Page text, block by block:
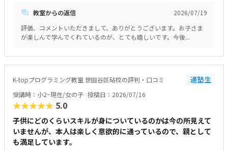
験も可能で、資格取得までのロードマップも明示してくれるので、適切な
しみにしてて、レッスンもウキウキで出てくるので、通わせて良かったと
思います。
教室からの返信
2026/07/19
評価、コメントいただきまして、ありがとうございます。お子さま
が楽しんで学んでくれているのが、とても嬉しいです。今後...
K-topプログラミング教室 世田谷区砧校の評判・口コミ 通塾生
受講時：小2~現在/女の子 投稿日：2026/07/16
★★★★★ 5.0
子供にどのくらいスキルが身についているのかは今の所見えて
いませんが、本人は楽しく意欲的に通っているので、親として
も満足しています。